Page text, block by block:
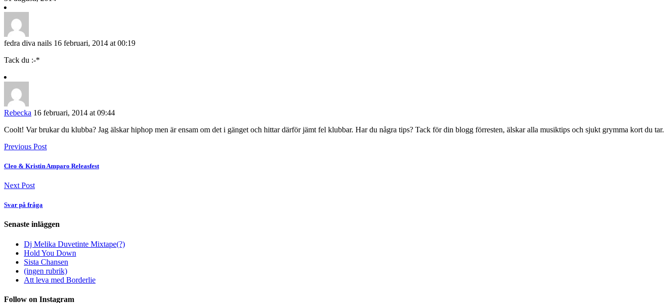
fedra diva nails 16 februari, 2014 at 00:19
Tack du :-*
Rebecka 16 februari, 2014 at 09:44
Coolt! Var brukar du klubba? Jag älskar hiphop men är ensam om det i gänget och hittar därför jämt fel klubbar. Har du några tips? Tack för din blogg förresten, älskar alla musiktips och sjukt grymma kort du tar.
Previous Post
Cleo & Kristin Amparo Releasfest
Next Post
Svar på fråga
Senaste inläggen
Dj Melika Duvetinte Mixtape(?)
Hold You Down
Sista Chansen
(ingen rubrik)
Att leva med Borderlie
Follow on Instagram